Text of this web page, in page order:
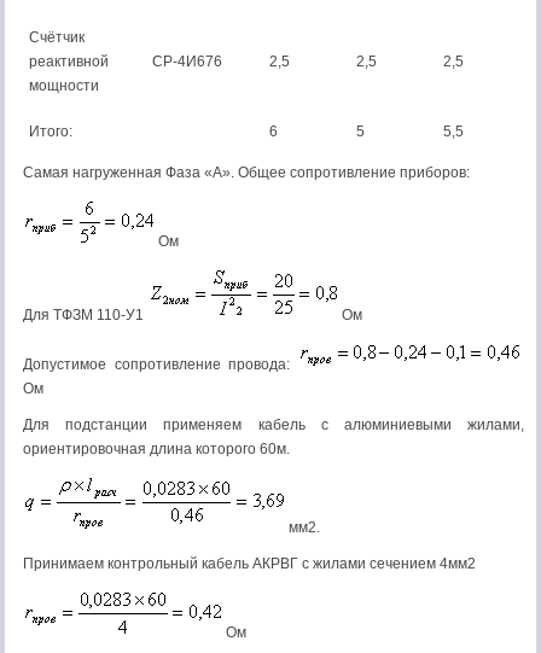
Счётчик
реактивной
мощности
СР-4И676 2,5 2,5 2,5
Итого: 6 5 5,5
Самая нагруженная Фаза «А». Общее сопротивление приборов:
Ом
Для ТФЗМ 110-У1 Ом
Допустимое сопротивление провода:
Ом
Для подстанции применяем кабель с алюминиевыми жилами,
ориентировочная длина которого 60м.
мм2.
Принимаем контрольный кабель АКРВГ с жилами сечением 4мм2
Ом